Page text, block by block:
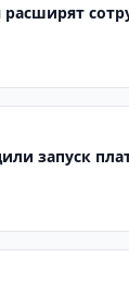
запуск